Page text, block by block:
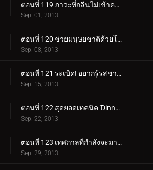
ตอนที่ 119 ภาวะที่กลืนไม่เข้าคายไม่ออกที่สุดของสี่ราชาแห่งสวรรค์! การตัดสินใจของโคมัตสึ!
Sep. 01, 2013
ตอนที่ 120 ช่วยมนุษยชาติด้วยโชคอาหารอันน่าอัศจรรย์ของคุณ!!
Sep. 08, 2013
ตอนที่ 121 ระเบิด! อยากรู้รสชาติ! วิชาผสมผสานสี่ราชาแห่งสวรรค์!!
Sep. 15, 2013
ตอนที่ 122 สุดยอดเทคนิค 'Dinner of the Kings'
Sep. 22, 2013
ตอนที่ 123 เทศกาลที่กำลังจะมาถึง 'คนอันตราย' ที่ดิ้นไปมา
Sep. 29, 2013